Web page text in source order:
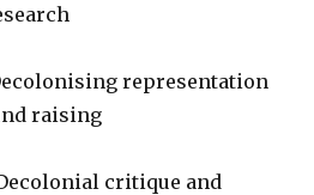
representation
raising
critique and